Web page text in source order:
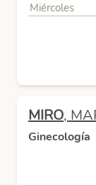
Miércoles
MIRO,
Ginecología